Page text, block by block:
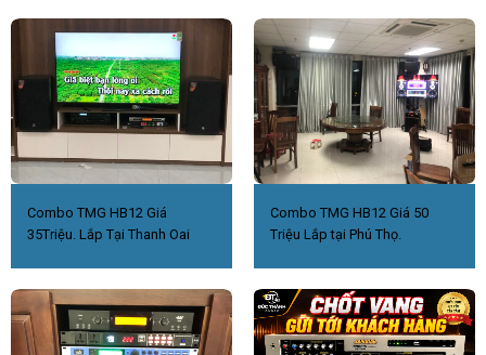
Combo TMG HB12 Giá
35Triệu. Lắp Tại Thanh Oai
Combo TMG HB12 Giá 50
Triệu Lắp tại Phú Thọ.